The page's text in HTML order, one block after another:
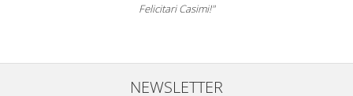
Felicitari Casimi!"
NEWSLETTER